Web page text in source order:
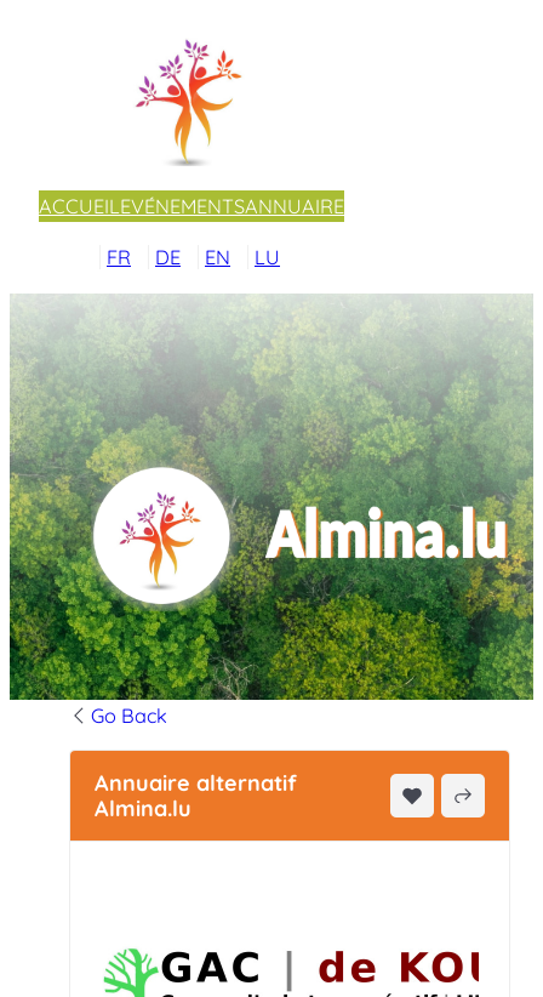
ACCUEILEVÉNEMENTSANNUAIRE
FR DE EN LU
Go Back
Annuaire alternatif
Almina.lu